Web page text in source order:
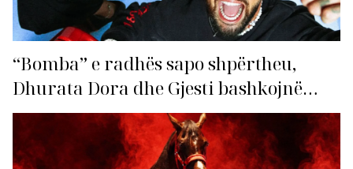
“Bomba” e radhës sapo shpërtheu,
Dhurata Dora dhe Gjesti bashkojnë
fuqitë me “Gasolina”!